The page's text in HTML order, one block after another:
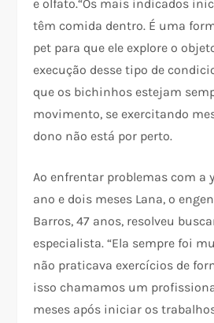
e olfato.“Os mais indicados
têm comida dentro. É uma
pet para que ele explore o
execução desse tipo de
que os bichinhos estejam
movimento, se exercitando
dono não está por perto.
Ao enfrentar problemas com a
ano e dois meses Lana, o
Barros, 47 anos, resolveu
especialista. “Ela sempre foi
não praticava exercícios de
isso chamamos um
meses após iniciar os